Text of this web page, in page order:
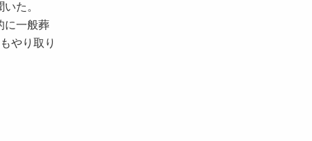
た。
に一般葬
やり取り